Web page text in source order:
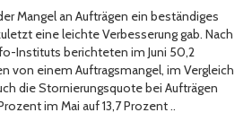
Mangel an Aufträgen ein beständiges
eine leichte Verbesserung gab. Nach
Instituts berichteten im Juni 50,2
von einem Auftragsmangel, im Vergleich
die Stornierungsquote bei Aufträgen
im Mai auf 13,7 Prozent ..